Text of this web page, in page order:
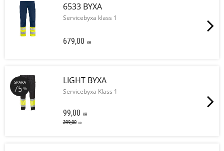
6533 BYXA
Servicebyxa klass 1
679,00 KR
LIGHT BYXA
Servicebyxa Klass 1
99,00 KR
399,00 KR
SPARA
75%